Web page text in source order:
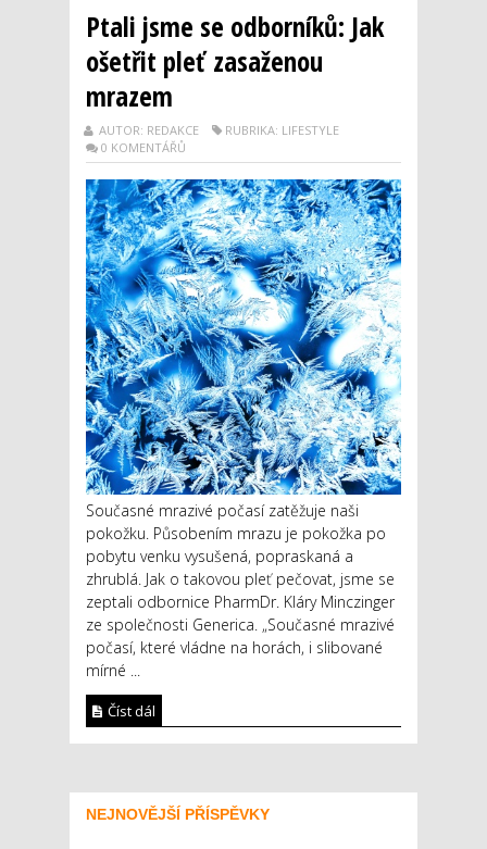
Ptali jsme se odborníků: Jak
ošetřit pleť zasaženou
mrazem
AUTOR: REDAKCE
RUBRIKA: LIFESTYLE
0 KOMENTÁŘŮ
Současné mrazivé počasí zatěžuje naši
pokožku. Působením mrazu je pokožka po
pobytu venku vysušená, popraskaná a
zhrublá. Jak o takovou pleť pečovat, jsme se
zeptali odbornice PharmDr. Kláry Minczinger
ze společnosti Generica. „Současné mrazivé
počasí, které vládne na horách, i slibované
mírné ...
Číst dál
NEJNOVĚJŠÍ PŘÍSPĚVKY